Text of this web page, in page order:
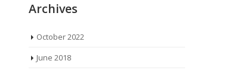
Archives
October 2022
June 2018